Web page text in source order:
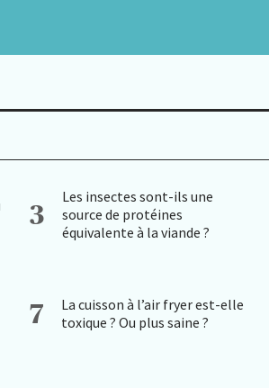
3
Les insectes sont-ils une
source de protéines
équivalente à la viande ?
7
La cuisson à l’air fryer est-elle
toxique ? Ou plus saine ?